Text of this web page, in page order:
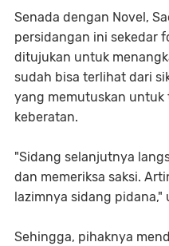
Senada dengan Novel,
persidangan ini sekedar
ditujukan untuk
sudah bisa terlihat dari
yang memutuskan untuk
keberatan.
"Sidang selanjutnya
dan memeriksa saksi.
lazimnya sidang pidana,"
Sehingga, pihaknya